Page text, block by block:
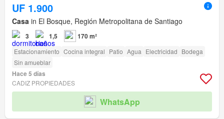
UF 1.900
Casa in El Bosque, Región Metropolitana de Santiago
3 1,5 170 m²
Estacionamiento Cocina integral Patio Agua Electricidad Bodega
Sin amueblar
Hace 5 días
CADIZ PROPIEDADES
WhatsApp